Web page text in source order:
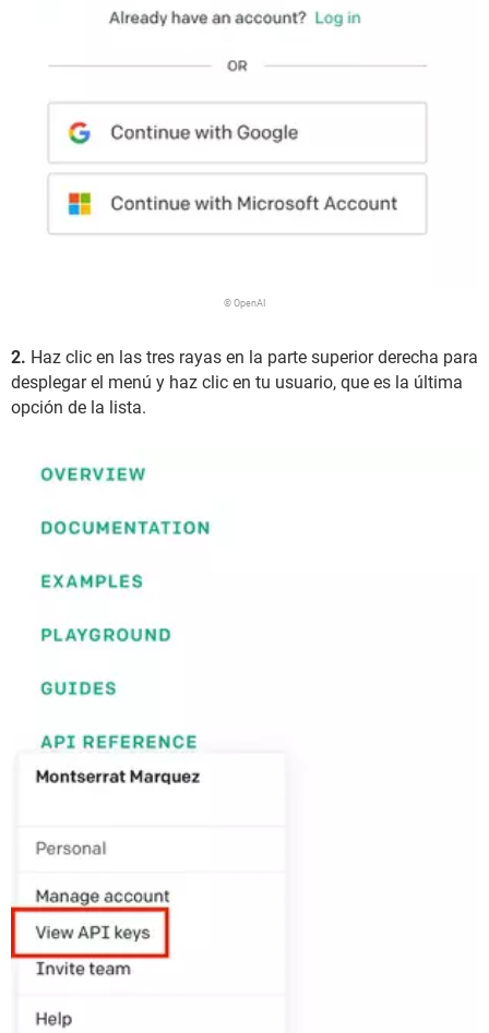
© OpenAI
2. Haz clic en las tres rayas en la parte superior derecha para
desplegar el menú y haz clic en tu usuario, que es la última
opción de la lista.